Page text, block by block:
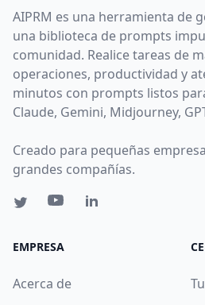
AIPRM es una herramienta de
una biblioteca de prompts
comunidad. Realice tareas de
operaciones, productividad y
minutos con prompts listos
Claude, Gemini, Midjourney,
Creado para pequeñas
grandes compañías.
EMPRESA
Acerca de